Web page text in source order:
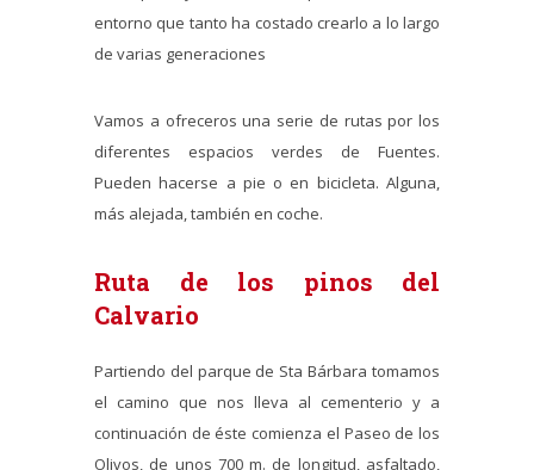
entorno que tanto ha costado crearlo a lo largo
de varias generaciones
Vamos a ofreceros una serie de rutas por los
diferentes espacios verdes de Fuentes.
Pueden hacerse a pie o en bicicleta. Alguna,
más alejada, también en coche.
Ruta de los pinos del
Calvario
Partiendo del parque de Sta Bárbara tomamos
el camino que nos lleva al cementerio y a
continuación de éste comienza el Paseo de los
Olivos, de unos 700 m. de longitud, asfaltado,